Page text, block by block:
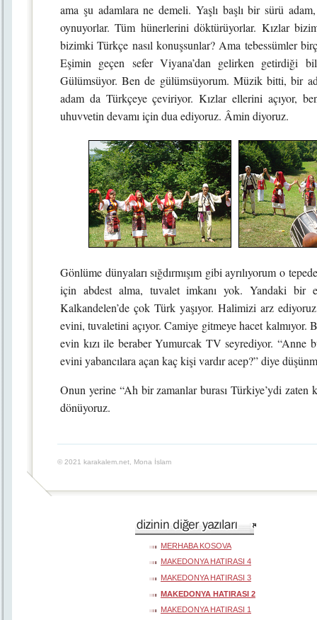
ama şu adamlara ne demeli. Yaşlı başlı bir sürü
oynuyorlar. Tüm hünerlerini döktürüyorlar. Kızlar
bizimki Türkçe nasıl konuşsunlar? Ama tebessümler
Eşimin geçen sefer Viyana’dan gelirken getirdiği
Gülümsüyor. Ben de gülümsüyorum. Müzik bitti, bir
adam da Türkçeye çeviriyor. Kızlar ellerini açıyor,
uhuvvetin devamı için dua ediyoruz. Âmin diyoruz.
Gönlüme dünyaları sığdırmışım gibi ayrılıyorum o
için abdest alma, tuvalet imkanı yok. Yandaki bir
Kalkandelen’de çok Türk yaşıyor. Halimizi arz
evini, tuvaletini açıyor. Camiye gitmeye hacet
evin kızı ile beraber Yumurcak TV seyrediyor. “Anne
evini yabancılara açan kaç kişi vardır acep?” diye
Onun yerine “Ah bir zamanlar burası Türkiye’ydi zaten
dönüyoruz.
© 2021 karakalem.net, Mona İslam
MERHABA KOSOVA
MAKEDONYA HATIRASI 4
MAKEDONYA HATIRASI 3
MAKEDONYA HATIRASI 2
MAKEDONYA HATIRASI 1